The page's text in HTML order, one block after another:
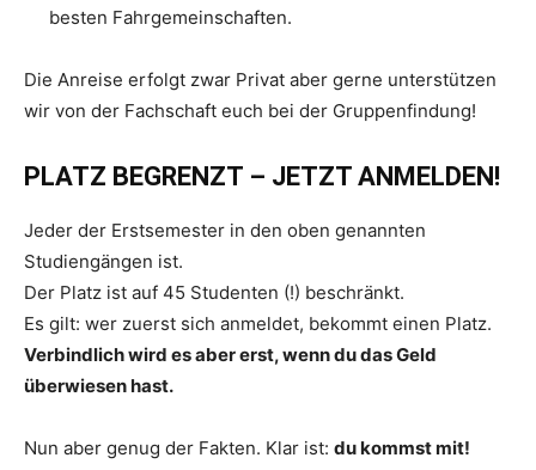
besten Fahrgemeinschaften.
Die Anreise erfolgt zwar Privat aber gerne unterstützen
wir von der Fachschaft euch bei der Gruppenfindung!
PLATZ BEGRENZT – JETZT ANMELDEN!
Jeder der Erstsemester in den oben genannten
Studiengängen ist.
Der Platz ist auf 45 Studenten (!) beschränkt.
Es gilt: wer zuerst sich anmeldet, bekommt einen Platz.
Verbindlich wird es aber erst, wenn du das Geld
überwiesen hast.
Nun aber genug der Fakten. Klar ist: du kommst mit!